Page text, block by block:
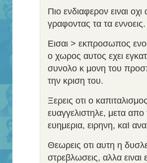
Πιο ενδιαφερον ειναι
γραφοντας τα τα εννοεις.
Εισαι > εκπροσωπος
ο χωρος αυτος εχει
συνολο κ μονη του
την κριση του.
Ξερεις οτι ο
ευαγγελιστηλε, μετα
ευημερια, ειρηνη, καI
Θεωρεις οτι αυτη η
στρεβλωσεις, αλλα ειναι